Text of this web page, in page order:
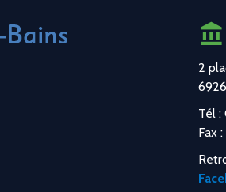
2
Tél
Fax